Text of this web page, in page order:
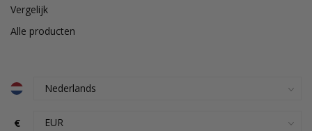
Vergelijk
Alle producten
€